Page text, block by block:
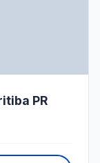
PR